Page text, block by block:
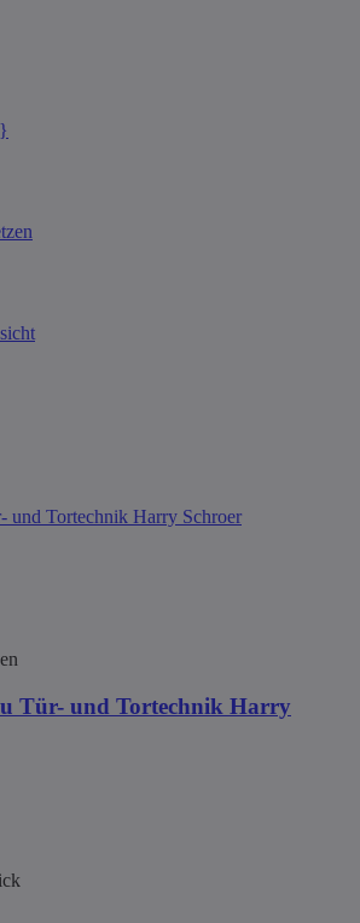
und Tortechnik Harry Schroer
Tür- und Tortechnik Harry